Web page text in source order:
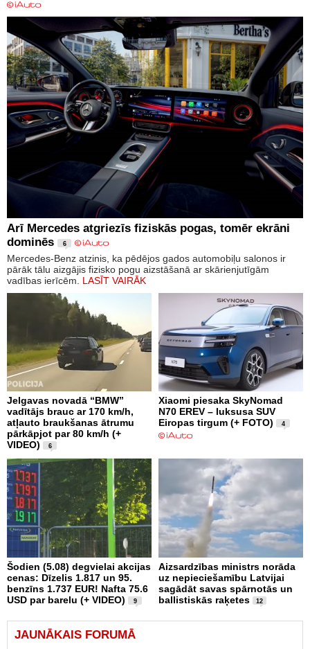
Arī Mercedes atgriezīs fiziskās pogas, tomēr ekrāni
dominēs
6
Mercedes-Benz atzinis, ka pēdējos gados automobiļu salonos ir
pārāk tālu aizgājis fizisko pogu aizstāšanā ar skārienjutīgām
vadības ierīcēm. LASĪT VAIRĀK
Jelgavas novadā “BMW”
vadītājs brauc ar 170 km/h,
atļauto braukšanas ātrumu
pārkāpjot par 80 km/h (+
VIDEO)
6
Xiaomi piesaka SkyNomad
N70 EREV – luksusa SUV
Eiropas tirgum (+ FOTO)
4
Šodien (5.08) degvielai akcijas
cenas: Dīzelis 1.817 un 95.
benzīns 1.737 EUR! Nafta 75.6
USD par barelu (+ VIDEO)
9
Aizsardzības ministrs norāda
uz nepieciešamību Latvijai
sagādāt savas spārnotās un
ballistiskās raķetes
12
JAUNĀKAIS FORUMĀ